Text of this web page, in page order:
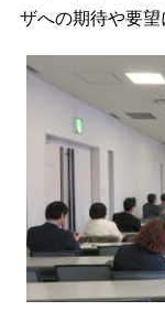
ザへの期待や要望